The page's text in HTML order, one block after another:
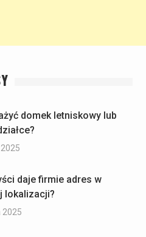
domek letniskowy lub
daje firmie adres w
lokalizacji?
2025